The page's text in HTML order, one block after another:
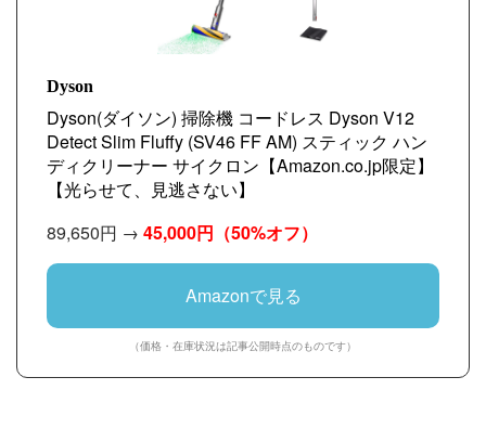
Dyson
Dyson(ダイソン) 掃除機 コードレス Dyson V12
Detect Slim Fluffy (SV46 FF AM) スティック ハン
ディクリーナー サイクロン【Amazon.co.jp限定】
【光らせて、見逃さない】
89,650円 → 45,000円 （50%オフ）
Amazonで見る
（価格・在庫状況は記事公開時点のものです）